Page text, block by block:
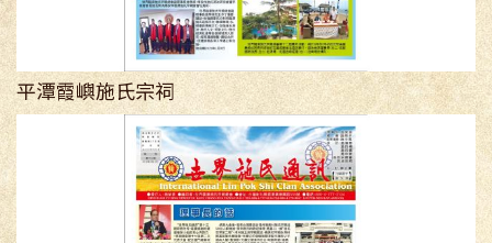
平潭霞嶼施氏宗祠